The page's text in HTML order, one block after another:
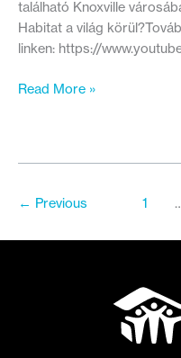
Korival,
önkéntesünkkel
található Knoxville
Habitat a világ
linken: https://
2
egy
Read More »
← Previous 1